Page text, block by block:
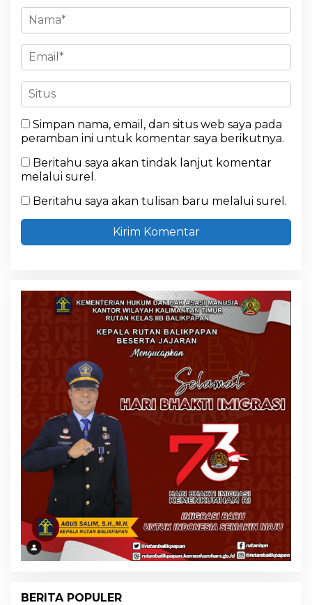
Simpan nama, email, dan situs web saya pada
peramban ini untuk komentar saya berikutnya.
Beritahu saya akan tindak lanjut komentar
melalui surel.
Beritahu saya akan tulisan baru melalui surel.
BERITA POPULER